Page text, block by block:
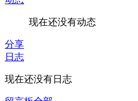
现在还没有动态
分享
日志
现在还没有日志